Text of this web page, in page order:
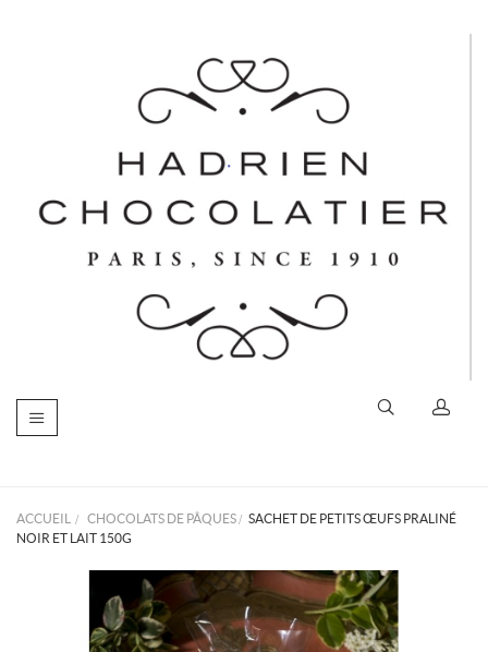
Basculer
ACCUEIL > CHOCOLATS DE PÂQUES> SACHET DE PETITS ŒUFS PRALINÉ
NOIR ET LAIT 150G